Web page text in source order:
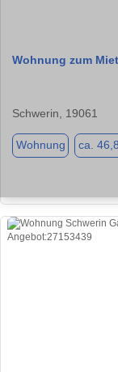
Wohnung zum
Schwerin, 19061
Wohnung ca.